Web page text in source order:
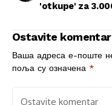
'otkupe' za
Ostavite komentar
Ваша адреса е-поште
поља су означена *